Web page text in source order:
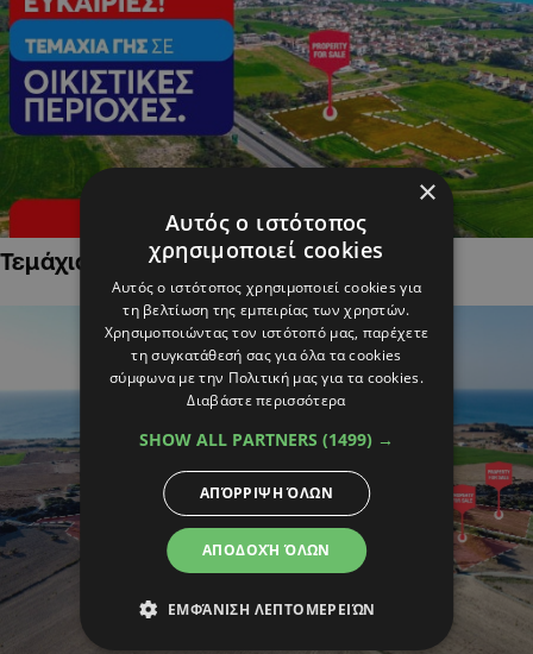
Τεμάχια Γης σε Οικιστικές Περιοχές
×
Αυτός ο ιστότοπος
χρησιμοποιεί cookies
Αυτός ο ιστότοπος χρησιμοποιεί cookies για
τη βελτίωση της εμπειρίας των χρηστών.
Χρησιμοποιώντας τον ιστότοπό μας, παρέχετε
τη συγκατάθεσή σας για όλα τα cookies
σύμφωνα με την Πολιτική μας για τα cookies.
Διαβάστε περισσότερα
SHOW ALL PARTNERS (1499) →
ΑΠΟΔΟΧΉ ΌΛΩΝ
ΑΠΌΡΡΙΨΗ ΌΛΩΝ
ΕΜΦΆΝΙΣΗ ΛΕΠΤΟΜΕΡΕΙΏΝ